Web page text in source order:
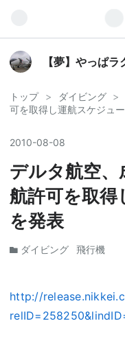
【夢】やっぱ
トップ > ダイビング >
可を取得し運航スケジュ
2010-08-08
デルタ航空
航許可を取
を発表
ダイビング 飛行機
http://